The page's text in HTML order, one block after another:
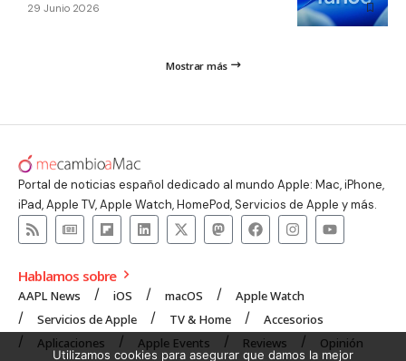
29 Junio 2026
Mostrar más
Portal de noticias español dedicado al mundo Apple: Mac, iPhone,
iPad, Apple TV, Apple Watch, HomePod, Servicios de Apple y más.
Hablamos sobre
AAPL News iOS macOS
Apple Watch
Servicios de Apple
TV & Home
Accesorios
Aplicaciones
Apple Events Reviews Opinión
Utilizamos cookies para asegurar que damos la mejor